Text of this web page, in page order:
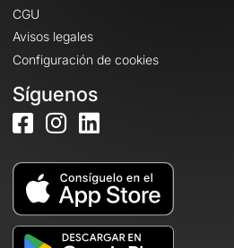
CGU
Avisos legales
Configuración de cookies
Síguenos